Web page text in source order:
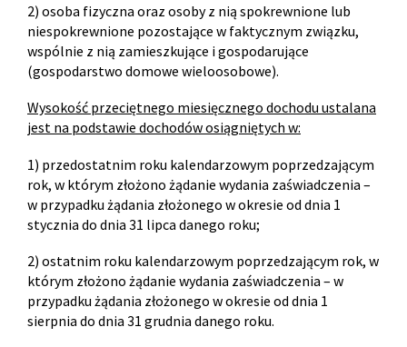
2) osoba fizyczna oraz osoby z nią spokrewnione lub
niespokrewnione pozostające w faktycznym związku,
wspólnie z nią zamieszkujące i gospodarujące
(gospodarstwo domowe wieloosobowe).
Wysokość przeciętnego miesięcznego dochodu ustalana
jest na podstawie dochodów osiągniętych w:
1) przedostatnim roku kalendarzowym poprzedzającym
rok, w którym złożono żądanie wydania zaświadczenia –
w przypadku żądania złożonego w okresie od dnia 1
stycznia do dnia 31 lipca danego roku;
2) ostatnim roku kalendarzowym poprzedzającym rok, w
którym złożono żądanie wydania zaświadczenia – w
przypadku żądania złożonego w okresie od dnia 1
sierpnia do dnia 31 grudnia danego roku.